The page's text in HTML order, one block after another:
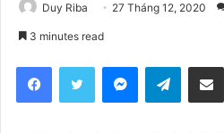
Duy Riba 27 Tháng 12, 2020
3 minutes read
FacebookTwitter MessengerTelegram